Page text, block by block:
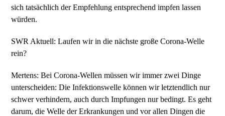
sich tatsächlich der Empfehlung entsprechend impfen lassen
würden.
SWR Aktuell: Laufen wir in die nächste große Corona-Welle
rein?
Mertens: Bei Corona-Wellen müssen wir immer zwei Dinge
unterscheiden: Die Infektionswelle können wir letztendlich nur
schwer verhindern, auch durch Impfungen nur bedingt. Es geht
darum, die Welle der Erkrankungen und vor allen Dingen die